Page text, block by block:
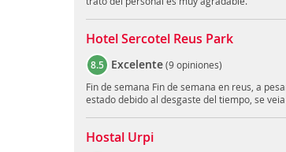
Hotel Sercotel Reus Park
8.5 Excelente(9 opiniones)
Fin de semana Fin de semana en reus, a
estado debido al desgaste del tiempo, se
Hostal Urpi